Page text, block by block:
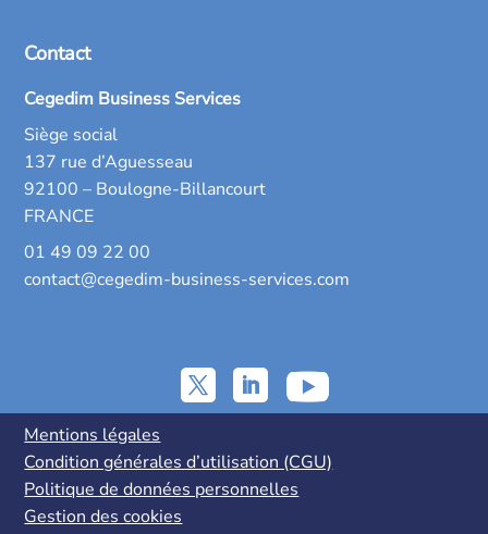
Contact
Cegedim Business Services
Siège social
137 rue d’Aguesseau
92100 – Boulogne-Billancourt
FRANCE
01 49 09 22 00
contact@cegedim-business-services.com
Mentions légales
Condition générales d’utilisation (CGU)
Politique de données personnelles
Gestion des cookies